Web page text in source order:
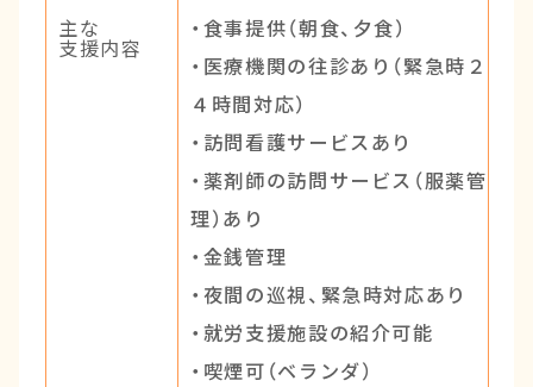
主な
支援内容
・食事提供（朝食、夕食）
・医療機関の往診あり（緊急時２
４時間対応）
・訪問看護サービスあり
・薬剤師の訪問サービス（服薬管
理）あり
・金銭管理
・夜間の巡視、緊急時対応あり
・就労支援施設の紹介可能
・喫煙可（ベランダ）